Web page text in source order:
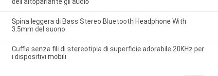
dell'altoparlante gli audio
Spina leggera di Bass Stereo Bluetooth Headphone With
3.5mm del suono
Cuffia senza fili di stereotipia di superficie adorabile 20KHz per
i dispositivi mobili